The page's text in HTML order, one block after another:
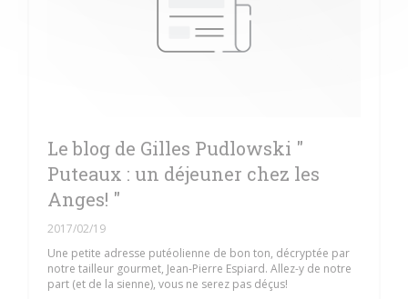
Le blog de Gilles Pudlowski "
Puteaux : un déjeuner chez les
Anges! "
2017/02/19
Une petite adresse putéolienne de bon ton, décryptée par
notre tailleur gourmet, Jean-Pierre Espiard. Allez-y de notre
part (et de la sienne), vous ne serez pas déçus!